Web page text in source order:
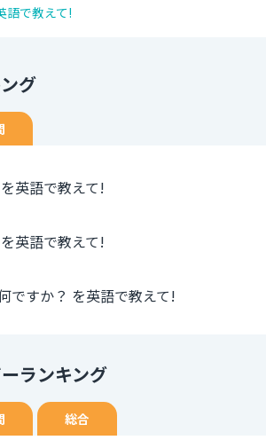
語で教えて!
グ
英語で教えて!
英語で教えて!
ですか？ を英語で教えて!
ランキング
総合